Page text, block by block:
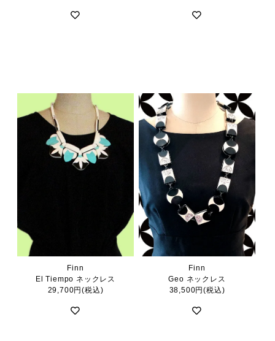
Finn
El Tiempo ネックレス
29,700円(税込)
Finn
Geo ネックレス
38,500円(税込)